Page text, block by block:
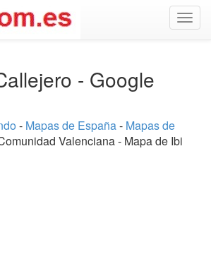
- Google
- Mapas de España- Mapas de
Valenciana - Mapa de Ibi